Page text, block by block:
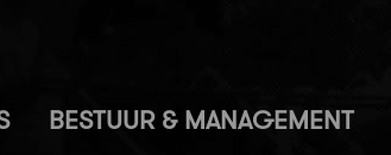
BESTUUR & MANAGEMENT